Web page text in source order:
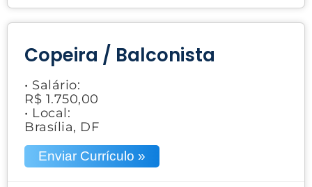
Copeira / Balconista
• Salário:
R$ 1.750,00
• Local:
Brasília, DF
Enviar Currículo »